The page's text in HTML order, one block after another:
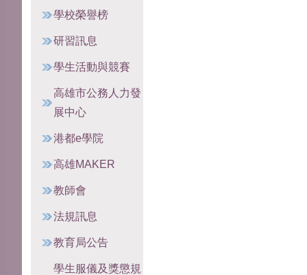
學校榮譽榜
研習訊息
學生活動與競賽
高雄市公務人力發
展中心
港都e學院
高雄MAKER
教師會
法規訊息
教育局公告
學生服儀及獎懲規